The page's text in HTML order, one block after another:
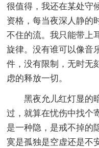
很值得，我还在某处守
资格，每当夜深人静的
不住的流。我只能带上
旋律。没有谁可以像音
件，没有限制，无时无
虑的释放一切。
黑夜允儿红灯显的
过，就算在忧伤中找个
是一种隐，是戒不掉的
寞是孤独是空虚还是不